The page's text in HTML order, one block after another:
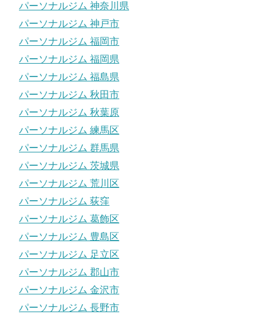
パーソナルジム 神奈川県
パーソナルジム 神戸市
パーソナルジム 福岡市
パーソナルジム 福岡県
パーソナルジム 福島県
パーソナルジム 秋田市
パーソナルジム 秋葉原
パーソナルジム 練馬区
パーソナルジム 群馬県
パーソナルジム 茨城県
パーソナルジム 荒川区
パーソナルジム 荻窪
パーソナルジム 葛飾区
パーソナルジム 豊島区
パーソナルジム 足立区
パーソナルジム 郡山市
パーソナルジム 金沢市
パーソナルジム 長野市